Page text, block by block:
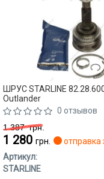
ШРУС STARLINE
Outlander
0 отзывов
1 387грн.
1 280грн.
отправка
Артикул:
STARLINE